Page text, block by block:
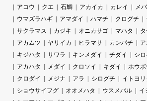
アコウ
クエ 石鯛 アカイカ カレイ メ
ウマズラハギ
アマダイ ハマチ クログチ
サクラマス
カジキ オニカサゴ マハタ
アカムツ
ヤリイカ ヒラマサ カンパチ
キジハタ
サワラ キンメダイ チダイ シ
アカハタ
メダイ クロソイ キダイ ホウボ
クロダイ
メジナ アラ シログチ イトヨリ
ショウサイフグ
オオメハタ ウスメバル イ